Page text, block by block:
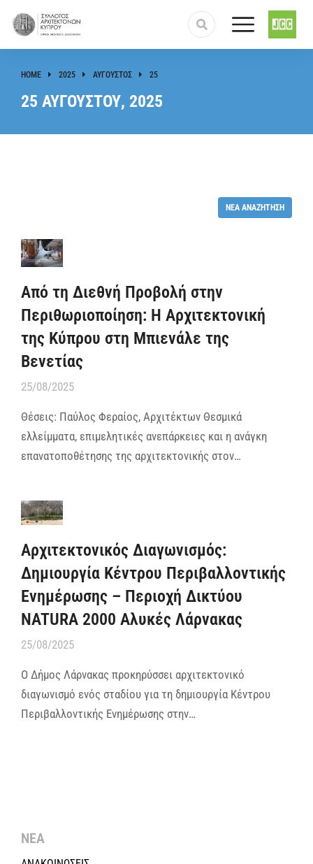
You are here:
HOME 2025 ΑΎΓΟΥΣΤΟΣ 25
25 ΑΥΓΟΎΣΤΟΥ, 2025
ΝΈΑ ΑΝΑΖΉΤΗΣΗ
Από τη Διεθνή Προβολή στην
Περιθωριοποίηση: Η Αρχιτεκτονική
της Κύπρου στη Μπιενάλε της
Βενετίας
25/08/2025
Θέσεις: Παύλος Φεραίος, Αρχιτέκτων Θεσμικά
ελλείμματα, επιμελητικές ανεπάρκειες και η ανάγκη
επανατοποθέτησης της αρχιτεκτονικής στον…
Αρχιτεκτονικός Διαγωνισμός:
Δημιουργία Κέντρου Περιβαλλοντικής
Ενημέρωσης – Περιοχή Δικτύου
NATURA 2000 Αλυκές Λάρνακας
25/08/2025
Ο Δήμος Λάρνακας προκηρύσσει αρχιτεκτονικό
διαγωνισμό ενός σταδίου για τη δημιουργία Κέντρου
Περιβαλλοντικής Ενημέρωσης στην…
ΝΕΑ